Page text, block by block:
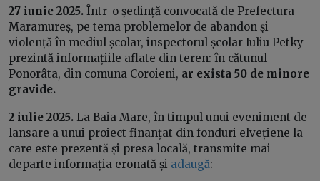
27 iunie 2025. Într-o ședință convocată de Prefectura
Maramureș, pe tema problemelor de abandon și
violență în mediul școlar, inspectorul școlar Iuliu Petky
prezintă informațiile aflate din teren: în cătunul
Ponorâta, din comuna Coroieni, ar exista 50 de minore
gravide.
2 iulie 2025. La Baia Mare, în timpul unui eveniment de
lansare a unui proiect finanțat din fonduri elvețiene la
care este prezentă și presa locală, transmite mai
departe informația eronată și adaugă: